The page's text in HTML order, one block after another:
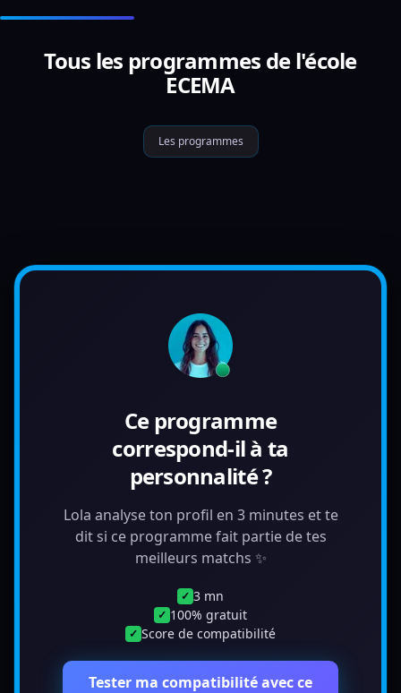
Tous les programmes de l'école
ECEMA
Les programmes
Ce programme
correspond-il à ta
personnalité ?
Lola analyse ton profil en 3 minutes et te
dit si ce programme fait partie de tes
meilleurs matchs ✨
✓ 3 mn
✓ 100% gratuit
✓ Score de compatibilité
Tester ma compatibilité avec ce